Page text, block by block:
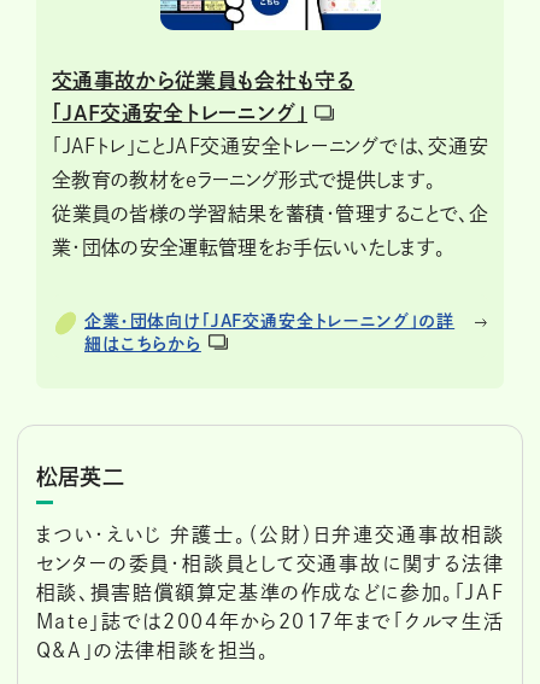
交通事故から従業員も会社も守る
「JAF交通安全トレーニング」
「JAFトレ」ことJAF交通安全トレーニングでは、交通安
全教育の教材をeラーニング形式で提供します。
従業員の皆様の学習結果を蓄積・管理することで、企
業・団体の安全運転管理をお手伝いいたします。
企業・団体向け「JAF交通安全トレーニング」の詳
細はこちらから
松居英二
まつい・えいじ 弁護士。（公財）日弁連交通事故相談
センターの委員・相談員として交通事故に関する法律
相談、損害賠償額算定基準の作成などに参加。「JAF
Mate」誌では2004年から2017年まで「クルマ生活
Q&A」の法律相談を担当。